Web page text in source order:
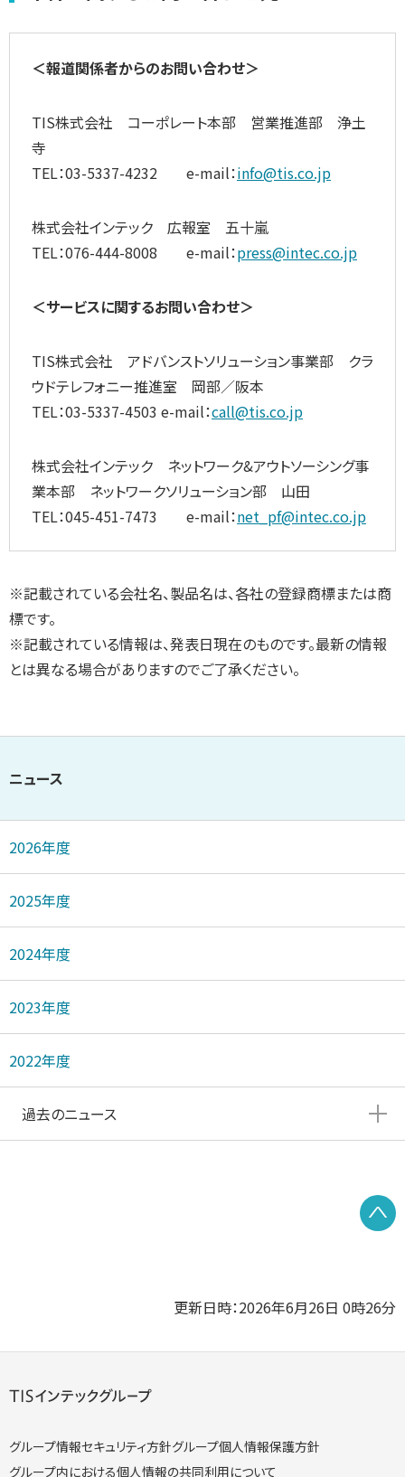
＜報道関係者からのお問い合わせ＞
TIS株式会社 コーポレート本部 営業推進部 浄土
寺
TEL：03-5337-4232 e-mail：info@tis.co.jp
株式会社インテック 広報室 五十嵐
TEL：076-444-8008 e-mail：press@intec.co.jp
＜サービスに関するお問い合わせ＞
TIS株式会社 アドバンストソリューション事業部 クラ
ウドテレフォニー推進室 岡部／阪本
TEL：03-5337-4503 e-mail：call@tis.co.jp
株式会社インテック ネットワーク&アウトソーシング事
業本部 ネットワークソリューション部 山田
TEL：045-451-7473 e-mail：net_pf@intec.co.jp
※記載されている会社名、製品名は、各社の登録商標または商
標です。
※記載されている情報は、発表日現在のものです。最新の情報
とは異なる場合がありますのでご了承ください。
ニュース
2026年度
2025年度
2024年度
2023年度
2022年度
過去のニュース
更新日時：2026年6月26日 0時26分
グループ情報セキュリティ方針グループ個人情報保護方針
グループ内における個人情報の共同利用について